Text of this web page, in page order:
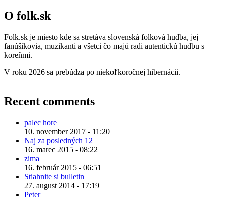
O folk.sk
Folk.sk je miesto kde sa stretáva slovenská folková hudba, jej
fanúšikovia, muzikanti a všetci čo majú radi autentickú hudbu s
koreňmi.
V roku 2026 sa prebúdza po niekoľkoročnej hibernácii.
Recent comments
palec hore
10. november 2017 - 11:20
Naj za posledných 12
16. marec 2015 - 08:22
zima
16. február 2015 - 06:51
Stiahnite si bulletin
27. august 2014 - 17:19
Peter